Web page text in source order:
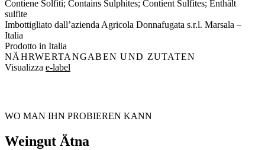
Contiene Solfiti; Contains Sulphites; Contient Sulfites; Enthält
sulfite
Imbottigliato dall’azienda Agricola Donnafugata s.r.l. Marsala –
Italia
Prodotto in Italia
NÄHRWERTANGABEN UND ZUTATEN
Visualizza e-label
WO MAN IHN PROBIEREN KANN
Weingut Ätna